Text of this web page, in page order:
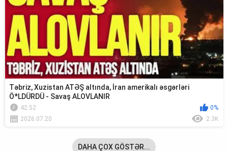
Təbriz, Xuzistan ATƏŞ altında, İran amerikalı əsgərləri
Ö*LDÜRDÜ - Savaş ALOVLANIR
42:52
0%
2026.07.20
2.3K
DAHA ÇOX GÖSTƏR...